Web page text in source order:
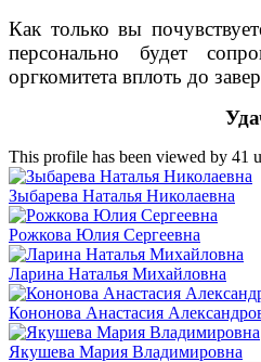
Как только вы
персонально будет
оргкомитета вплоть до
This profile has been viewed by 41
Зыбарева Наталья Николаевна
Рожкова Юлия Сергеевна
Ларина Наталья Михайловна
Кононова Анастасия
Якушева Мария Владимировна